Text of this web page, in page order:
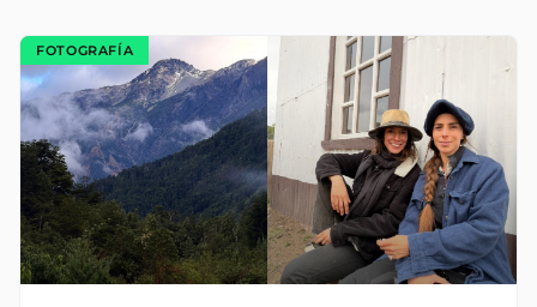
FOTOGRAFÍA